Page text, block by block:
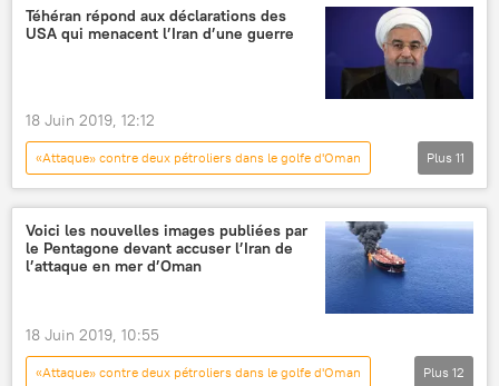
Détroit d'Ormuz
Iran
destroyer
Royaume-Uni
marine
tensions
Téhéran
Téhéran répond aux déclarations des
USA qui menacent l’Iran d’une guerre
18 Juin 2019, 12:12
«Attaque» contre deux pétroliers dans le golfe d'Oman
Actualités
International
Défense
Société
Iran
tensions
États-Unis
guerre
mer d'Arabie
Plus 11
Voici les nouvelles images publiées par
le Pentagone devant accuser l’Iran de
l’attaque en mer d’Oman
18 Juin 2019, 10:55
«Attaque» contre deux pétroliers dans le golfe d'Oman
Plus 12